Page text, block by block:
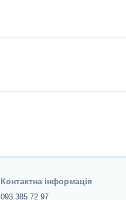
Контактна інформація
093 385 72 97